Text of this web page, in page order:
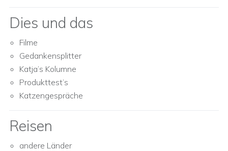
Dies und das
Filme
Gedankensplitter
Katja’s Kolumne
Produkttest’s
Katzengespräche
Reisen
andere Länder